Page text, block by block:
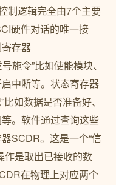
制逻辑完全由7个主要
硬件对话的唯一接
存器
施令”比如使能模块、
中断等。状态寄存器
如数据是否准备好、
。软件通过查询这些
SCDR。这是一个“信
作是取出已接收的数
在物理上对应两个